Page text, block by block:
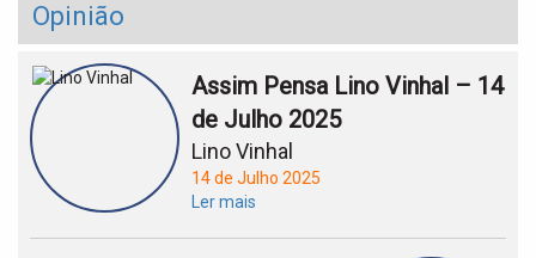
Opinião
Assim Pensa Lino Vinhal – 14
de Julho 2025
Lino Vinhal
14 de Julho 2025
Ler mais